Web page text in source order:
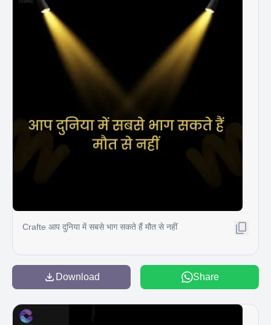
Crafte आप दुनिया में सबसे भाग सकते हैं मौत से नहीं
Download Share